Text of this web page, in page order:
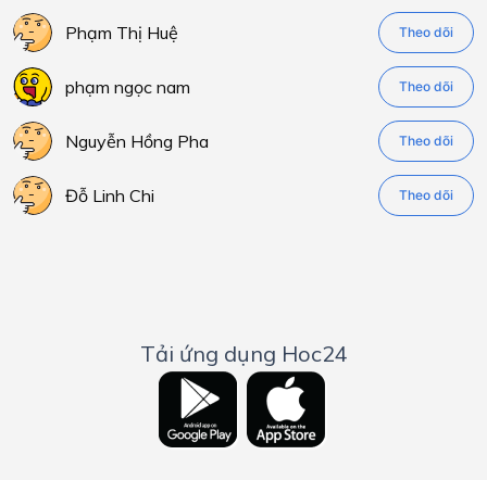
Phạm Thị Huệ Theo dõi
phạm ngọc nam Theo dõi
Nguyễn Hồng Pha Theo dõi
Đỗ Linh Chi Theo dõi
Tải ứng dụng Hoc24